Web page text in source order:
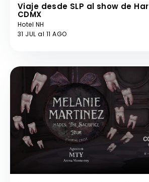
Viaje desde SLP al show de
CDMX
Hotel NH
31 JUL al 11 AGO